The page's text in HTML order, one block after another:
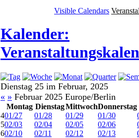
Visible Calendars
Kalender:
Dienstag 25 im Februar, 2025
« » Februar 2025 Europe/Berlin
Montag DienstagMittwochDonnerstag
401/27 01/28 01/29 01/30
502/03 02/04 02/05 02/06
602/10 02/11 02/12 02/13